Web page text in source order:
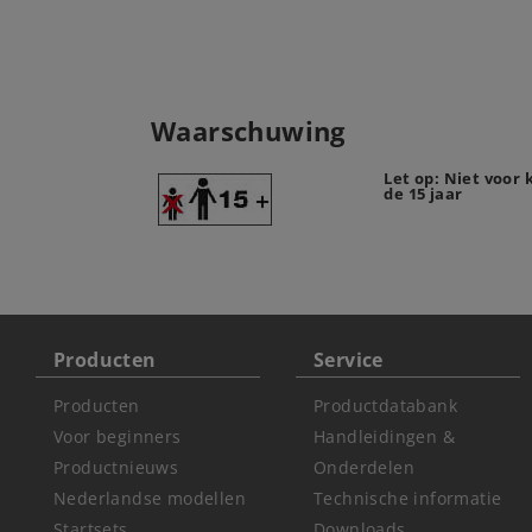
Waarschuwing
Let op: Niet voor
de 15 jaar
Producten
Producten
Voor beginners
Productnieuws
Nederlandse modellen
Service
Productdatabank
Handleidingen &
Onderdelen
Technische informatie